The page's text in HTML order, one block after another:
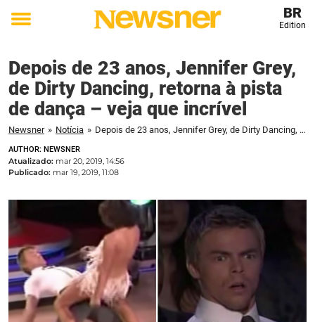
Toggle
BR
Edition
Depois de 23 anos, Jennifer Grey,
de Dirty Dancing, retorna à pista
de dança – veja que incrível
Newsner » Notícia » Depois de 23 anos, Jennifer Grey, de Dirty Dancing, retorna à pista de dança - veja que incrível
AUTHOR: NEWSNER
Atualizado: mar 20, 2019, 14:56
Publicado: mar 19, 2019, 11:08